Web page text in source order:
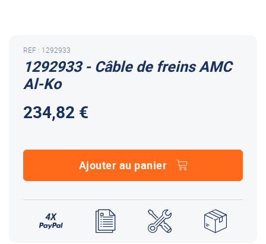
1292933 - Câble de freins AMC
Al-Ko
REF : 1292933
234,82 €
Ajouter au panier